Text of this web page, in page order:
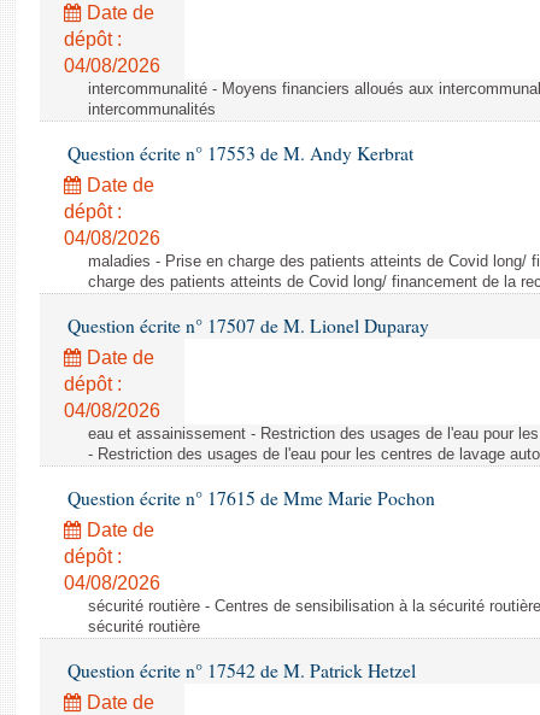
Date de
dépôt :
04/08/2026
intercommunalité - Moyens financiers alloués aux
intercommunalités
Question écrite n° 17553 de M. Andy Kerbrat
Date de
dépôt :
04/08/2026
maladies - Prise en charge des patients atteints de Covid long/
charge des patients atteints de Covid long/ financement de la
Question écrite n° 17507 de M. Lionel Duparay
Date de
dépôt :
04/08/2026
eau et assainissement - Restriction des usages de l'eau pour
- Restriction des usages de l'eau pour les centres de lavage
Question écrite n° 17615 de Mme Marie Pochon
Date de
dépôt :
04/08/2026
sécurité routière - Centres de sensibilisation à la sécurité
sécurité routière
Question écrite n° 17542 de M. Patrick Hetzel
Date de